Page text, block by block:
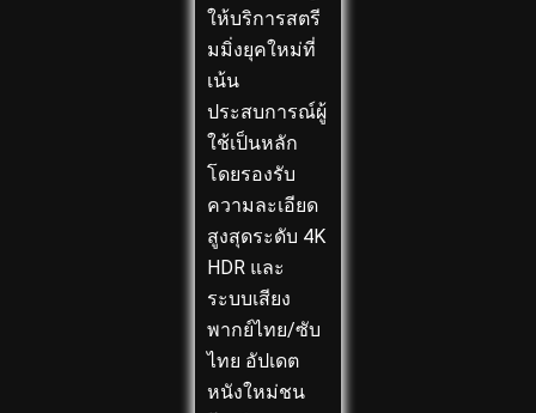
ให้บริการสตรี
มมิ่งยุคใหม่ที่
เน้น
ประสบการณ์ผู้
ใช้เป็นหลัก
โดยรองรับ
ความละเอียด
สูงสุดระดับ 4K
HDR และ
ระบบเสียง
พากย์ไทย/ซับ
ไทย อัปเดต
หนังใหม่ชน